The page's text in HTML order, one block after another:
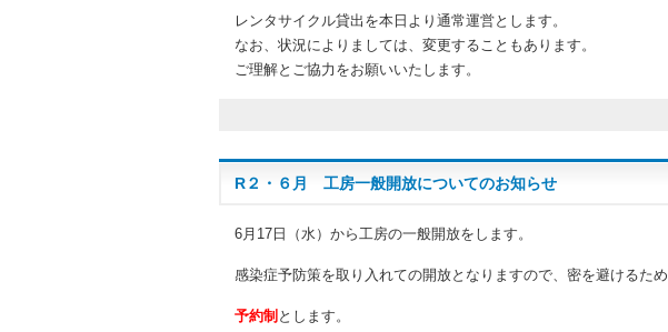
レンタサイクル貸出を本日より通常運営とします。
なお、状況によりましては、変更することもあります。
ご理解とご協力をお願いいたします。
R２・６月 工房一般開放についてのお知らせ
6月17日（水）から工房の一般開放をします。
感染症予防策を取り入れての開放となりますので、密を避けるため
予約制 とします。